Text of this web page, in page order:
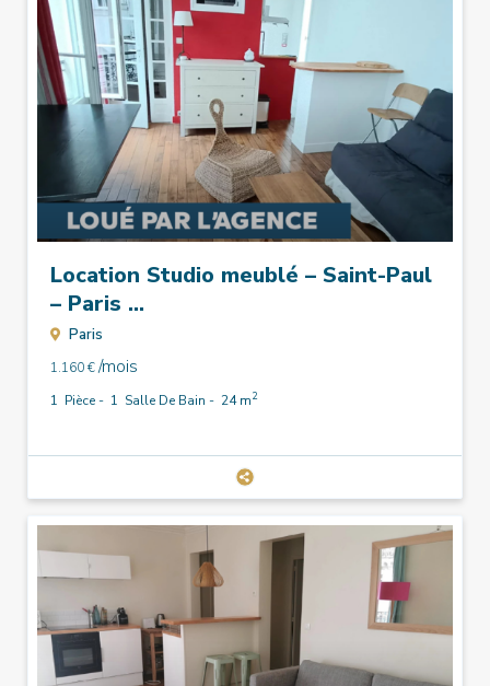
Location Studio meublé – Saint-Paul
– Paris ...
Paris
1.160 €/mois
1 Pièce - 1 Salle De Bain - 24 m2